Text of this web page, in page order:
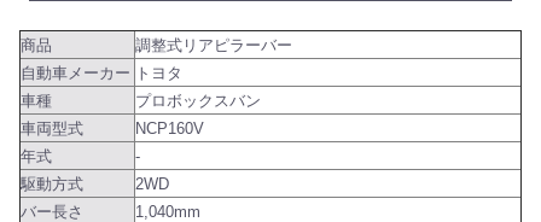
商品
調整式リアピラーバー
自動車メーカー トヨタ
車種
プロボックスバン
車両型式
NCP160V
年式
-
駆動方式
2WD
バー長さ
1,040mm